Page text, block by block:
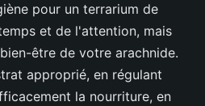
pour un terrarium de
et de l'attention, mais
être de votre arachnide.
approprié, en régulant
la nourriture, en